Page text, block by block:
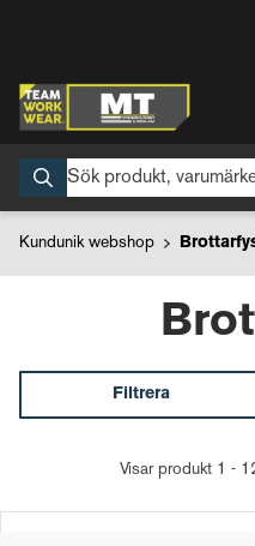
Kundunik webshop
Filtrera
Visar produkt 1 -